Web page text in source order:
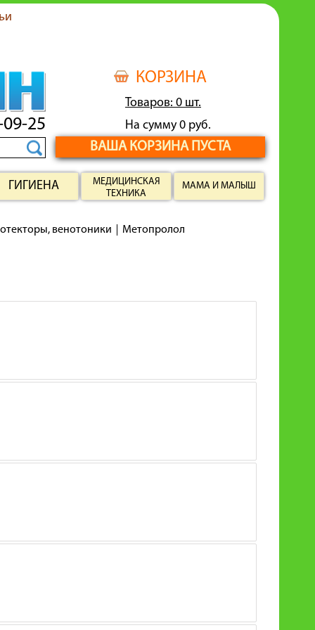
КОРЗИНА
Товаров: 0 шт.
На сумму 0 руб.
ВАША КОРЗИНА ПУСТА
25
ГИГИЕНА
МЕДИЦИНСКАЯ
ТЕХНИКА
МАМА И МАЛЫШ
венотоники Метопролол